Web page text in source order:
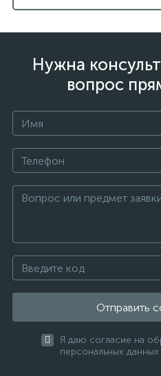
Нужна
вопрос
Отправить
Я даю согласие на
персональных данных